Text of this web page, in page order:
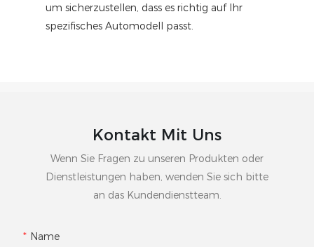
um sicherzustellen, dass es richtig auf Ihr
spezifisches Automodell passt.
Kontakt Mit Uns
Wenn Sie Fragen zu unseren Produkten oder
Dienstleistungen haben, wenden Sie sich bitte
an das Kundendienstteam.
Name